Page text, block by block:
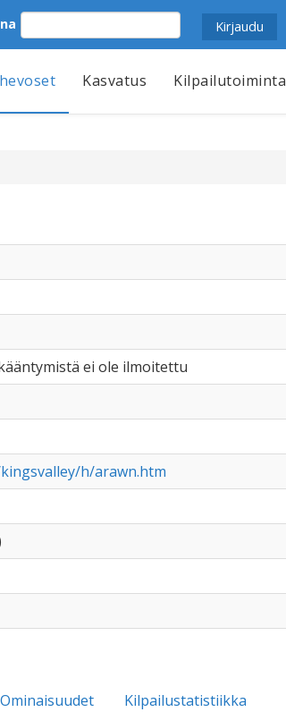
Kasvatus Kilpailutoiminta
ei ole ilmoitettu
h/arawn.htm
Ominaisuudet Kilpailustatistiikka